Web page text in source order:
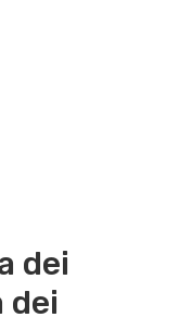
dei
dei